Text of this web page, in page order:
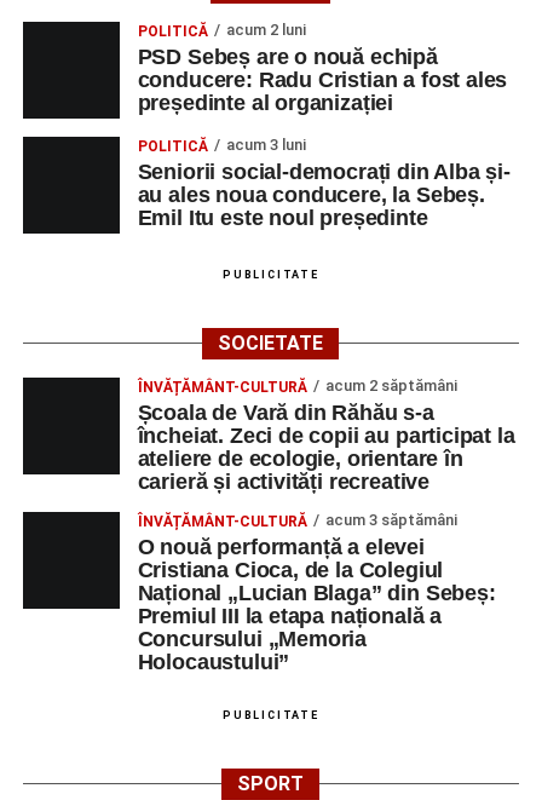
POLITICĂ acum 2 luni
PSD Sebeș are o nouă echipă
conducere: Radu Cristian a fost ales
președinte al organizației
POLITICĂ acum 3 luni
Seniorii social-democrați din Alba și-
au ales noua conducere, la Sebeș.
Emil Itu este noul președinte
PUBLICITATE
SOCIETATE
ÎNVĂȚĂMÂNT-CULTURĂ acum 2 săptămâni
Școala de Vară din Răhău s-a
încheiat. Zeci de copii au participat la
ateliere de ecologie, orientare în
carieră și activități recreative
ÎNVĂȚĂMÂNT-CULTURĂ acum 3 săptămâni
O nouă performanță a elevei
Cristiana Cioca, de la Colegiul
Național „Lucian Blaga” din Sebeș:
Premiul III la etapa națională a
Concursului „Memoria
Holocaustului”
PUBLICITATE
SPORT